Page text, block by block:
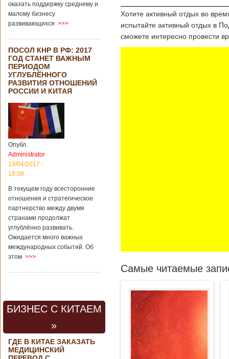
оказать поддержку среднему и
малому бизнесу
развивающихся >>>
ПОСОЛ КНР В РФ: 2017
ГОД СТАНЕТ ВАЖНЫМ
ПЕРИОДОМ
УГЛУБЛЁННОГО
РАЗВИТИЯ ОТНОШЕНИЙ
РОССИИ И КИТАЯ
Опубл.
Administrator
19/04/2017 -
18:38
В текущем году всесторонние
отношения и стратегическое
партнерство между двумя
странами продолжат
углублённо развивать.
Ожидается много важных
международных событий. Об
этом >>>
БИЗНЕС С КИТАЕМ
»
ГДЕ В КИТАЕ ЗАКАЗАТЬ
МЕДИЦИНСКИЙ
Хотите активный отдых во
испытайте активный отдых в
сможете интересно провести
Самые читаемые